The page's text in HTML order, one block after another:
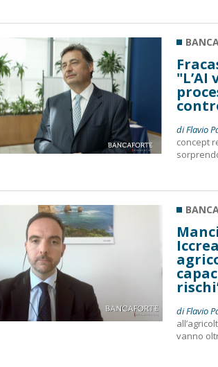
di Flavio
concept
di Flavio
vanno